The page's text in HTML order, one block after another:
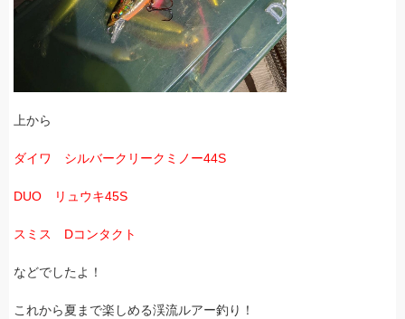
上から
ダイワ シルバークリークミノー44S
DUO リュウキ45S
スミス Dコンタクト
などでしたよ！
これから夏まで楽しめる渓流ルアー釣り！